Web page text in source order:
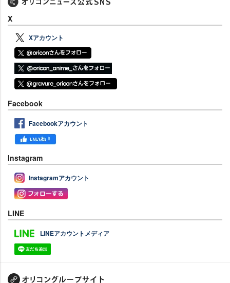
X
Xアカウント
Facebook
Facebookアカウント
Instagram
Instagramアカウント
LINE
LINEアカウントメディア